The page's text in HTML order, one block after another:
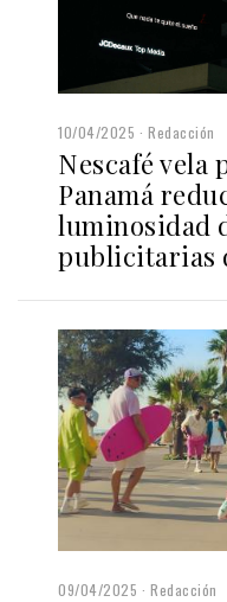
10/04/2025 Redacción
Nescafé vela
Panamá
luminosidad
publicitarias
09/04/2025 Redacción